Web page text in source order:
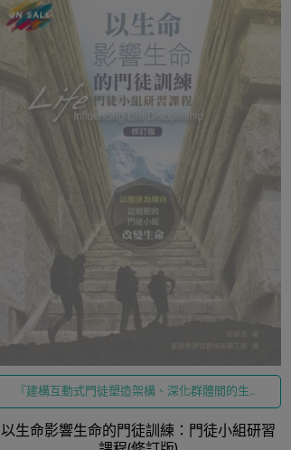
『建構互動式門徒塑造架構、深化群體間的生命
交織、落實聖經教導於日常關係、強化教會門訓
之實踐效能、推動以關係為基礎的屬靈成長』
以生命影響生命的門徒訓練：門徒小組研習